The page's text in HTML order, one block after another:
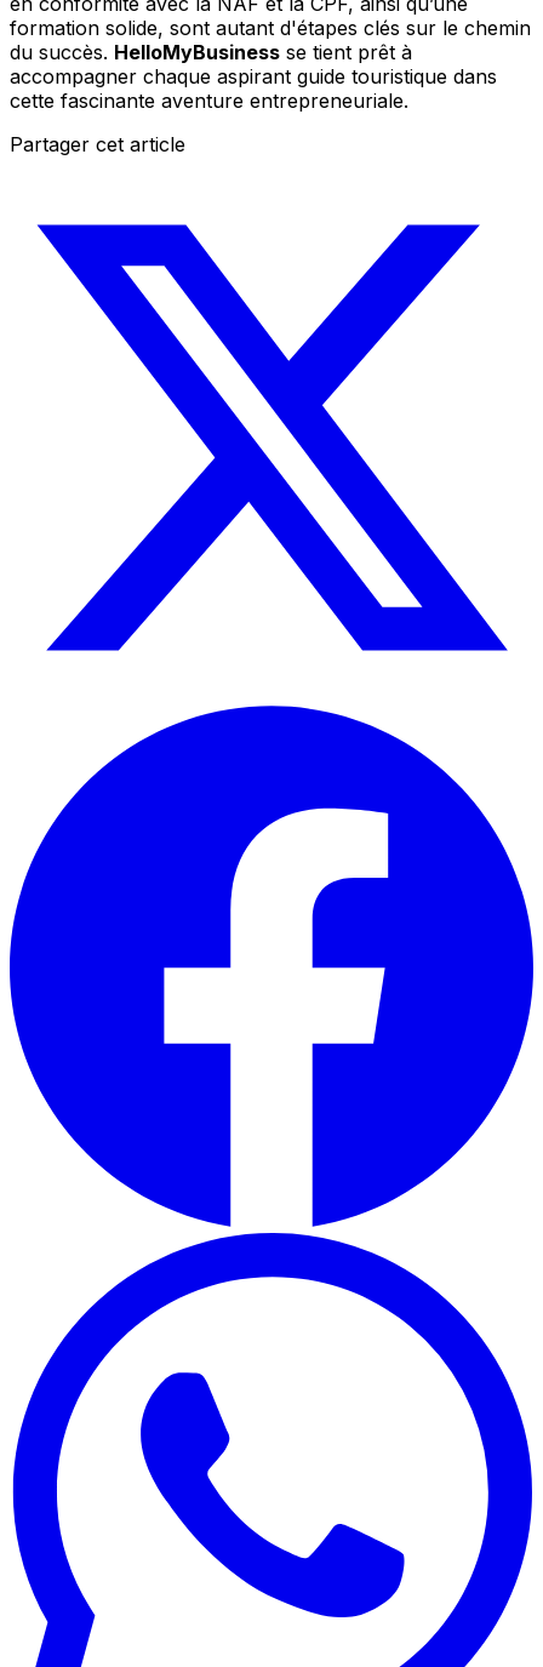
formation solide, sont autant d'étapes clés sur le chemin
du succès. HelloMyBusiness se tient prêt à
accompagner chaque aspirant guide touristique dans
cette fascinante aventure entrepreneuriale.
Partager cet article